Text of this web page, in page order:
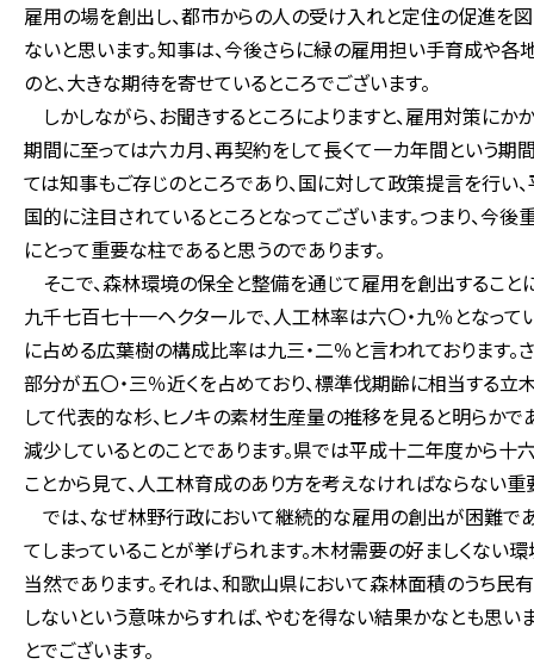
雇用の場を創出し、都市からの人の受け入れと定住の促進を
ないと思います。知事は、今後さらに緑の雇用担い手育成や
のと、大きな期待を寄せているところでございます。
しかしながら、お聞きするところによりますと、雇用対策に
期間に至っては六カ月、再契約をして長くて一カ年間という期
ては知事もご存じのところであり、国に対して政策提言を行
国的に注目されているところとなってございます。つまり、
にとって重要な柱であると思うのであります。
そこで、森林環境の保全と整備を通じて雇用を創出するこ
九千七百七十一ヘクタールで、人工林率は六〇・九％となっ
に占める広葉樹の構成比率は九三・二％と言われております
部分が五〇・三％近くを占めており、標準伐期齢に相当する立
して代表的な杉、ヒノキの素材生産量の推移を見ると明らか
減少しているとのことであります。県では平成十二年度から
ことから見て、人工林育成のあり方を考えなければならない重
では、なぜ林野行政において継続的な雇用の創出が困難で
てしまっていることが挙げられます。木材需要の好ましくない
当然であります。それは、和歌山県において森林面積のうち
しないという意味からすれば、やむを得ない結果かなとも思
とでございます。